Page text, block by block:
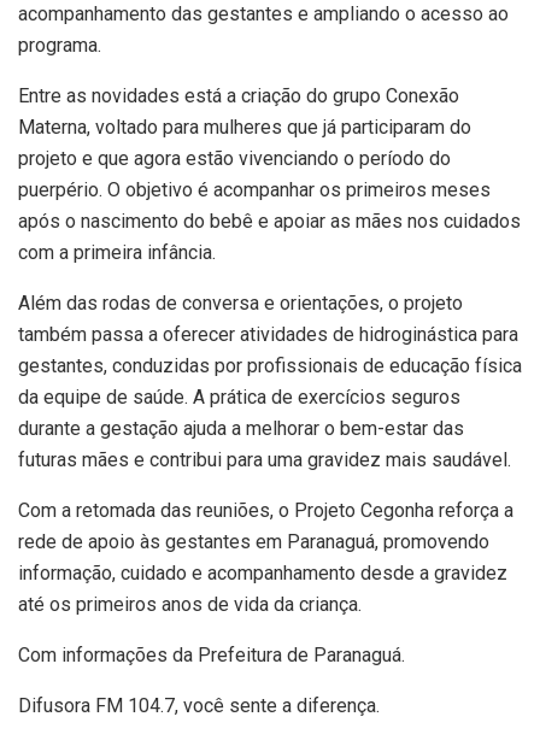
acompanhamento das gestantes e ampliando o acesso ao
programa.
Entre as novidades está a criação do grupo Conexão
Materna, voltado para mulheres que já participaram do
projeto e que agora estão vivenciando o período do
puerpério. O objetivo é acompanhar os primeiros meses
após o nascimento do bebê e apoiar as mães nos cuidados
com a primeira infância.
Além das rodas de conversa e orientações, o projeto
também passa a oferecer atividades de hidroginástica para
gestantes, conduzidas por profissionais de educação física
da equipe de saúde. A prática de exercícios seguros
durante a gestação ajuda a melhorar o bem-estar das
futuras mães e contribui para uma gravidez mais saudável.
Com a retomada das reuniões, o Projeto Cegonha reforça a
rede de apoio às gestantes em Paranaguá, promovendo
informação, cuidado e acompanhamento desde a gravidez
até os primeiros anos de vida da criança.
Com informações da Prefeitura de Paranaguá.
Difusora FM 104.7, você sente a diferença.